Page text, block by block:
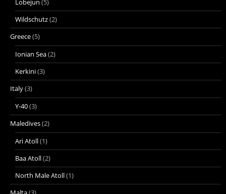
Lobejun (5)
Wildschutz(2)
Greece(5)
Ionian Sea(2)
Kerkini(3)
Italy(3)
Y-40(3)
Maledives(2)
Ari Atoll(1)
Baa Atoll(2)
North Male Atoll(1)